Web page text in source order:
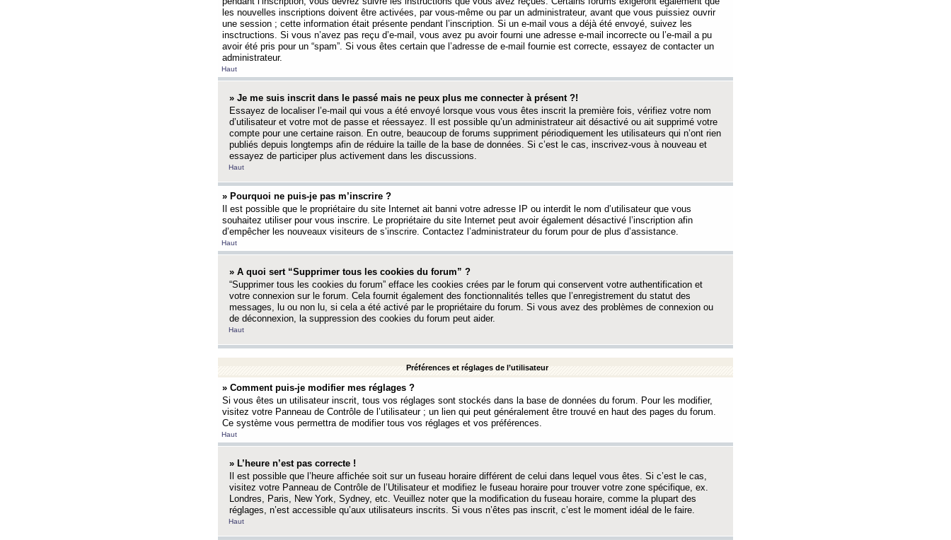
les nouvelles inscriptions doivent être activées, par vous-même ou par un administrateur, avant que vous puissiez ouvrir
une session ; cette information était présente pendant l’inscription. Si un e-mail vous a déjà été envoyé, suivez les
insctructions. Si vous n’avez pas reçu d’e-mail, vous avez pu avoir fourni une adresse e-mail incorrecte ou l’e-mail a pu
avoir été pris pour un “spam”. Si vous êtes certain que l’adresse de e-mail fournie est correcte, essayez de contacter un
administrateur.
Haut
» Je me suis inscrit dans le passé mais ne peux plus me connecter à présent ?!
Essayez de localiser l’e-mail qui vous a été envoyé lorsque vous vous êtes inscrit la première fois, vérifiez votre nom
d’utilisateur et votre mot de passe et réessayez. Il est possible qu’un administrateur ait désactivé ou ait supprimé votre
compte pour une certaine raison. En outre, beaucoup de forums suppriment périodiquement les utilisateurs qui n’ont rien
publiés depuis longtemps afin de réduire la taille de la base de données. Si c’est le cas, inscrivez-vous à nouveau et
essayez de participer plus activement dans les discussions.
Haut
» Pourquoi ne puis-je pas m’inscrire ?
Il est possible que le propriétaire du site Internet ait banni votre adresse IP ou interdit le nom d’utilisateur que vous
souhaitez utiliser pour vous inscrire. Le propriétaire du site Internet peut avoir également désactivé l’inscription afin
d’empêcher les nouveaux visiteurs de s’inscrire. Contactez l’administrateur du forum pour de plus d’assistance.
Haut
» A quoi sert “Supprimer tous les cookies du forum” ?
“Supprimer tous les cookies du forum” efface les cookies crées par le forum qui conservent votre authentification et
votre connexion sur le forum. Cela fournit également des fonctionnalités telles que l’enregistrement du statut des
messages, lu ou non lu, si cela a été activé par le propriétaire du forum. Si vous avez des problèmes de connexion ou
de déconnexion, la suppression des cookies du forum peut aider.
Haut
Préférences et réglages de l’utilisateur
» Comment puis-je modifier mes réglages ?
Si vous êtes un utilisateur inscrit, tous vos réglages sont stockés dans la base de données du forum. Pour les modifier,
visitez votre Panneau de Contrôle de l’utilisateur ; un lien qui peut généralement être trouvé en haut des pages du forum.
Ce système vous permettra de modifier tous vos réglages et vos préférences.
Haut
» L’heure n’est pas correcte !
Il est possible que l’heure affichée soit sur un fuseau horaire différent de celui dans lequel vous êtes. Si c’est le cas,
visitez votre Panneau de Contrôle de l’Utilisateur et modifiez le fuseau horaire pour trouver votre zone spécifique, ex.
Londres, Paris, New York, Sydney, etc. Veuillez noter que la modification du fuseau horaire, comme la plupart des
réglages, n’est accessible qu’aux utilisateurs inscrits. Si vous n’êtes pas inscrit, c’est le moment idéal de le faire.
Haut